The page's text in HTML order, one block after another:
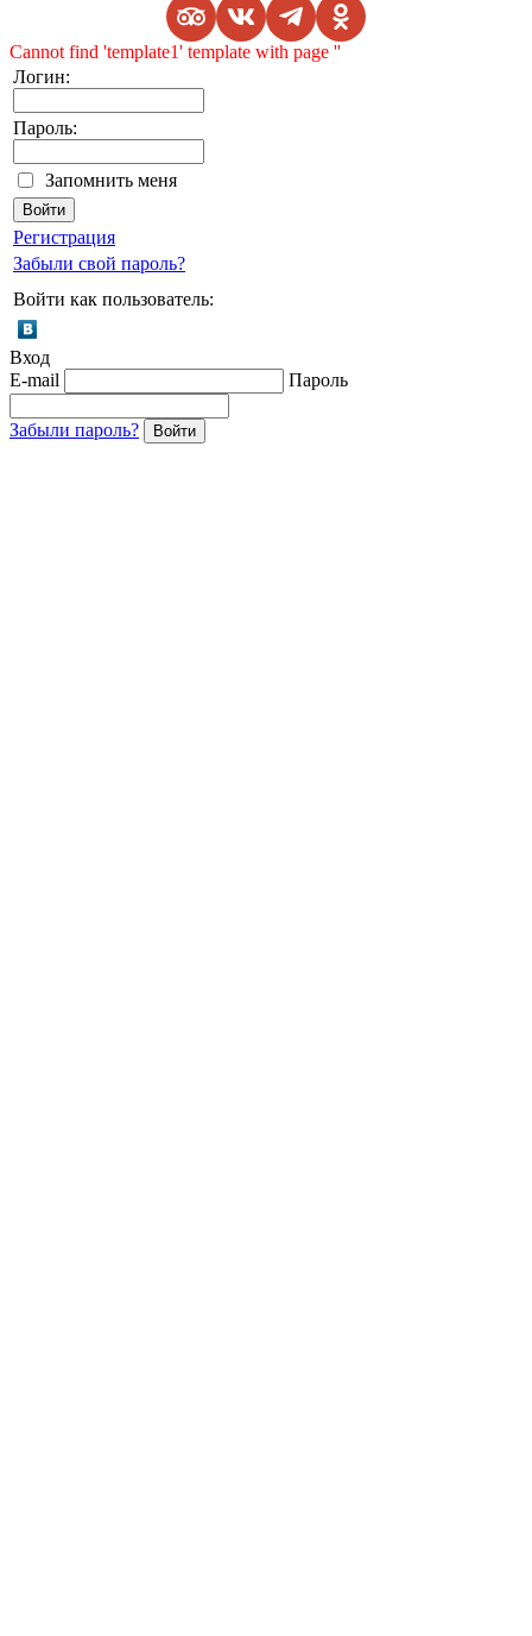
Cannot find 'template1' template with page ''
Логин:
Пароль:
Запомнить меня
Регистрация
Забыли свой пароль?
Войти как пользователь:
Вход
E-mail
Пароль
Забыли пароль? Войти